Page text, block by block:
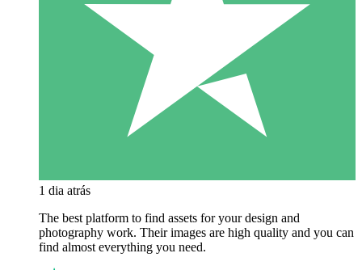
1 dia atrás
The best platform to find assets for your design and
photography work. Their images are high quality and you can
find almost everything you need.